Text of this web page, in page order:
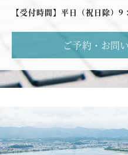
【受付時間】平日（祝日除）
ご予約・お問